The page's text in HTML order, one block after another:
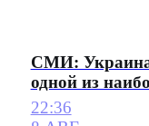
СМИ: Украина
одной из
22:36